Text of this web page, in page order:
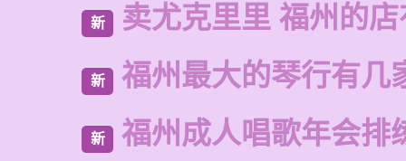
新 卖尤克里里 福州的
新 福州最大的琴行有几
新 福州成人唱歌年会排